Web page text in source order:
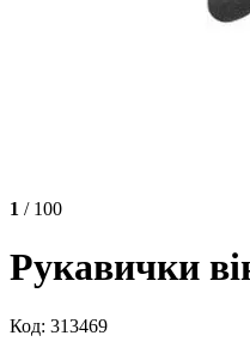
1 / 100
Рукавички
Код: 313469